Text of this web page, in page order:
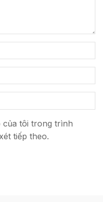
của tôi trong trình
tiếp theo.